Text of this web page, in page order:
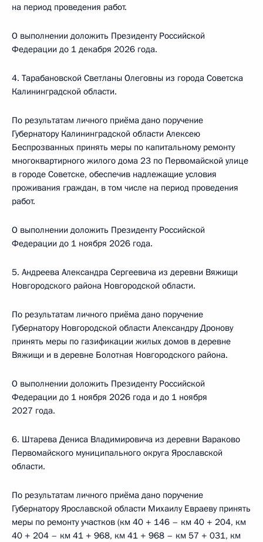
на период проведения работ.
О выполнении доложить Президенту Российской
Федерации до 1 декабря 2026 года.
4. Тарабановской Светланы Олеговны из города Советска
Калининградской области.
По результатам личного приёма дано поручение
Губернатору Калининградской области Алексею
Беспрозванных принять меры по капитальному ремонту
многоквартирного жилого дома 23 по Первомайской улице
в городе Советске, обеспечив надлежащие условия
проживания граждан, в том числе на период проведения
работ.
О выполнении доложить Президенту Российской
Федерации до 1 ноября 2026 года.
5. Андреева Александра Сергеевича из деревни Вяжищи
Новгородского района Новгородской области.
По результатам личного приёма дано поручение
Губернатору Новгородской области Александру Дронову
принять меры по газификации жилых домов в деревне
Вяжищи и в деревне Болотная Новгородского района.
О выполнении доложить Президенту Российской
Федерации до 1 ноября 2026 года и до 1 ноября
2027 года.
6. Штарева Дениса Владимировича из деревни Вараково
Первомайского муниципального округа Ярославской
области.
По результатам личного приёма дано поручение
Губернатору Ярославской области Михаилу Евраеву принять
меры по ремонту участков (км 40 + 146 – км 40 + 204, км
40 + 204 – км 41 + 968, км 41 + 968 – км 57 + 031, км